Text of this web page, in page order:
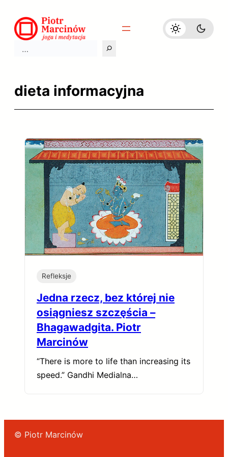
do
treści
dieta informacyjna
Refleksje
Jedna rzecz, bez której nie
osiągniesz szczęścia –
Bhagawadgita. Piotr
Marcinów
“There is more to life than increasing its
speed.” Gandhi Medialna…
© Piotr Marcinów